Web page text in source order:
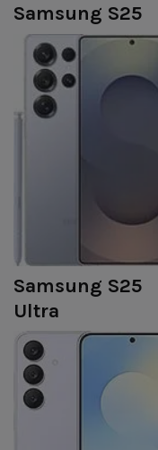
Samsung S25
Samsung S25
Ultra